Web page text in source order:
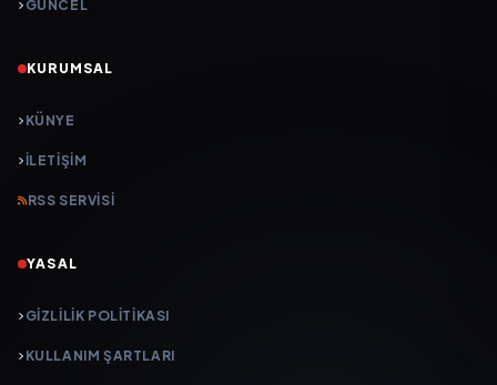
GÜNCEL
KURUMSAL
KÜNYE
İLETIŞIM
RSS SERVISI
YASAL
GIZLILIK POLITIKASI
KULLANIM ŞARTLARI